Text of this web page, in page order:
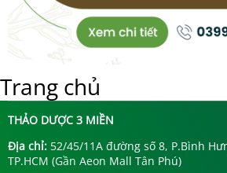
Trang chủ
THẢO DƯỢC 3 MIỀN
Địa chỉ: 52/45/11A đường số 8, P.Bình
TP.HCM (Gần Aeon Mall Tân Phú)